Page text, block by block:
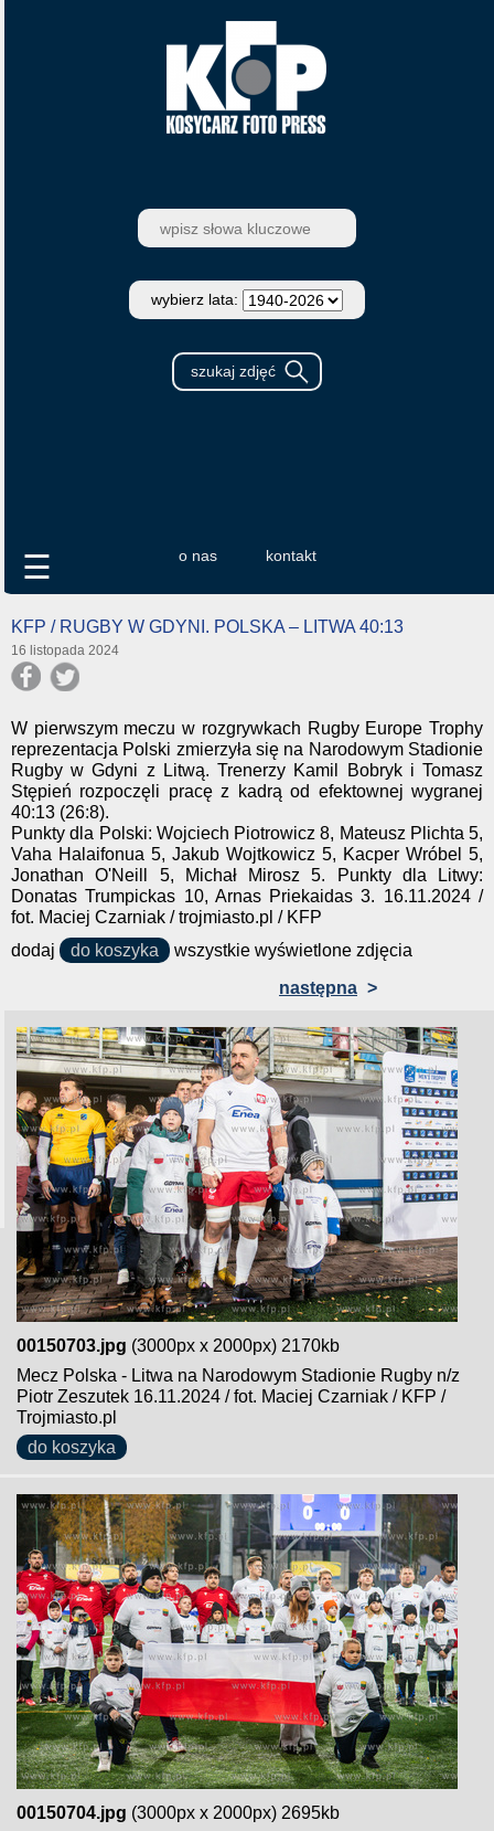
wybierz lata:
o nas kontakt
☰
KFP / RUGBY W GDYNI. POLSKA – LITWA 40:13
16 listopada 2024
W pierwszym meczu w rozgrywkach Rugby Europe Trophy
reprezentacja Polski zmierzyła się na Narodowym Stadionie
Rugby w Gdyni z Litwą. Trenerzy Kamil Bobryk i Tomasz
Stępień rozpoczęli pracę z kadrą od efektownej wygranej
40:13 (26:8).
Punkty dla Polski: Wojciech Piotrowicz 8, Mateusz Plichta 5,
Vaha Halaifonua 5, Jakub Wojtkowicz 5, Kacper Wróbel 5,
Jonathan O'Neill 5, Michał Mirosz 5. Punkty dla Litwy:
Donatas Trumpickas 10, Arnas Priekaidas 3. 16.11.2024 /
fot. Maciej Czarniak / trojmiasto.pl / KFP
dodaj
do koszyka
wszystkie wyświetlone zdjęcia
następna >
00150703.jpg (3000px x 2000px) 2170kb
Mecz Polska - Litwa na Narodowym Stadionie Rugby n/z
Piotr Zeszutek 16.11.2024 / fot. Maciej Czarniak / KFP /
Trojmiasto.pl
do koszyka
00150704.jpg (3000px x 2000px) 2695kb